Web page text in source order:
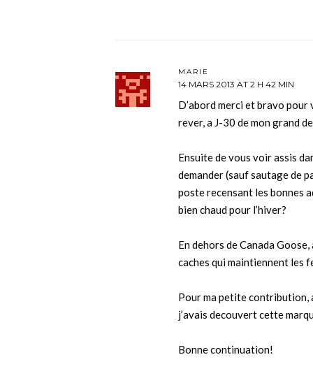
MARIE
14 MARS 2013 AT 2 H 42 MIN
D’abord merci et bravo
rever, a J-30 de mon grand
Ensuite de vous voir assis
demander (sauf sautage de
poste recensant les bonnes
bien chaud pour l’hiver?
En dehors de Canada
caches qui maintiennent les
Pour ma petite contribution,
j’avais decouvert cette
Bonne continuation!